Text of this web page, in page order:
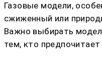
Газовые модели,
сжиженный или
Важно выбирать
тем, кто